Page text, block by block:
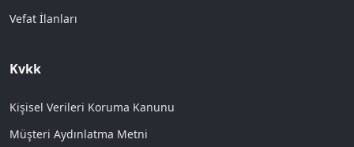
Vefat İlanları
Kvkk
Kişisel Verileri Koruma Kanunu
Müşteri Aydınlatma Metni